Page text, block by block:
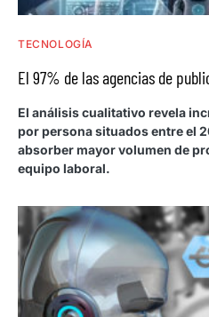
TECNOLOGÍA
El 97% de las agencias de
El análisis cualitativo revela
por persona situados entre el
absorber mayor volumen de
equipo laboral.